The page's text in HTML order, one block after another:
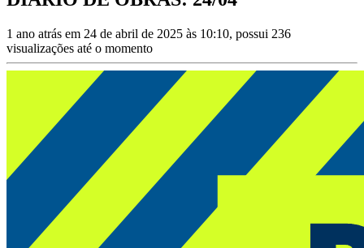
1 ano atrás em 24 de abril de 2025 às 10:10, possui 236
visualizações até o momento